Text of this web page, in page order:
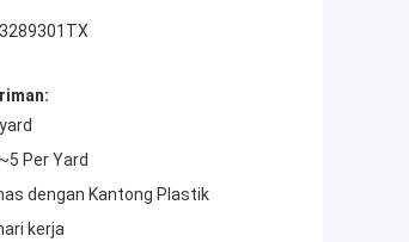
Per Yard
dengan Kantong Plastik
kerja